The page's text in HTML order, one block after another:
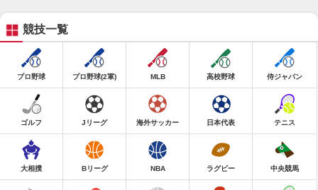
競技一覧
プロ野球 プロ野球(2軍) MLB 高校野球 侍ジャパン
ゴルフ Jリーグ 海外サッカー 日本代表 テニス
大相撲 Bリーグ NBA ラグビー 中央競馬